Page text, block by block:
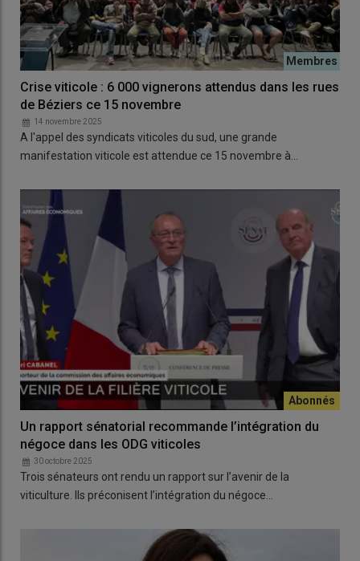
Crise viticole : 6 000 vignerons attendus dans les rues
de Béziers ce 15 novembre
14 novembre 2025
A l'appel des syndicats viticoles du sud, une grande
manifestation viticole est attendue ce 15 novembre à…
Un rapport sénatorial recommande l’intégration du
négoce dans les ODG viticoles
30 octobre 2025
Trois sénateurs ont rendu un rapport sur l’avenir de la
viticulture. Ils préconisent l’intégration du négoce…